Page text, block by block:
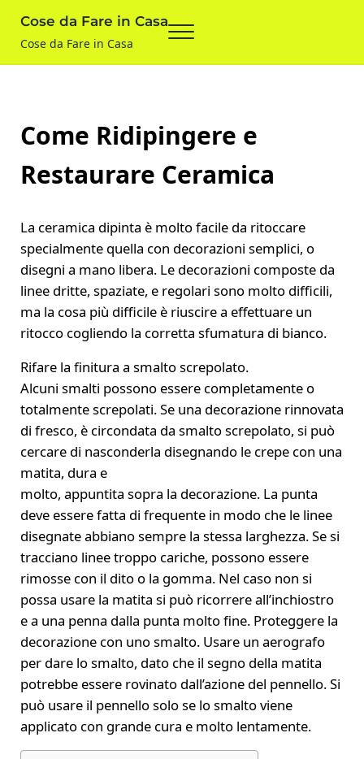
Cose da Fare in Casa
Cose da Fare in Casa Menu
Come Ridipingere e
Restaurare Ceramica
La ceramica dipinta è molto facile da ritoccare
specialmente quella con decorazioni semplici, o
disegni a mano libera. Le decorazioni composte da
linee dritte, spaziate, e regolari sono molto difficili,
ma la cosa più difficile è riuscire a effettuare un
ritocco cogliendo la corretta sfumatura di bianco.
Rifare la finitura a smalto screpolato.
Alcuni smalti possono essere completamente o
totalmente screpolati. Se una decorazione rinnovata
di fresco, è circondata da smalto screpolato, si può
cercare di nasconderla disegnando le crepe con una
matita, dura e
molto, appuntita sopra la decorazione. La punta
deve essere fatta di frequente in modo che le linee
disegnate abbiano sempre la stessa larghezza. Se si
tracciano linee troppo cariche, possono essere
rimosse con il dito o la gomma. Nel caso non si
possa usare la matita si può ricorrere all’inchiostro
e a una penna dalla punta molto fine. Proteggere la
decorazione con uno smalto. Usare un aerografo
per dare lo smalto, dato che il segno della matita
potrebbe essere rovinato dall’azione del pennello. Si
può usare il pennello solo se lo smalto viene
applicato con grande cura e molto lentamente.